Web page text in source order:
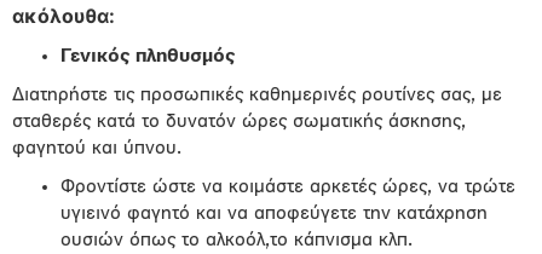
ακόλουθα:
Γενικός πληθυσμός
Διατηρήστε τις προσωπικές καθημερινές ρουτίνες σας, με
σταθερές κατά το δυνατόν ώρες σωματικής άσκησης,
φαγητού και ύπνου.
Φροντίστε ώστε να κοιμάστε αρκετές ώρες, να τρώτε
υγιεινό φαγητό και να αποφεύγετε την κατάχρηση
ουσιών όπως το αλκοόλ,το κάπνισμα κλπ.